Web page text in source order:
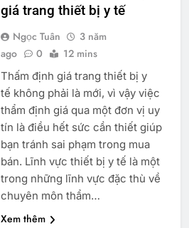
giá trang thiết bị y tế
Ngọc Tuân
3 năm
ago
0 12 mins
Thấm định giá trang thiết bị y
tế không phải là mới, vì vậy việc
thẩm định giá qua một đơn vị uy
tín là điều hết sức cần thiết giúp
bạn tránh sai phạm trong mua
bán. Lĩnh vực thiết bị y tế là một
trong những lĩnh vực đặc thù về
chuyên môn thẩm…
Xem thêm